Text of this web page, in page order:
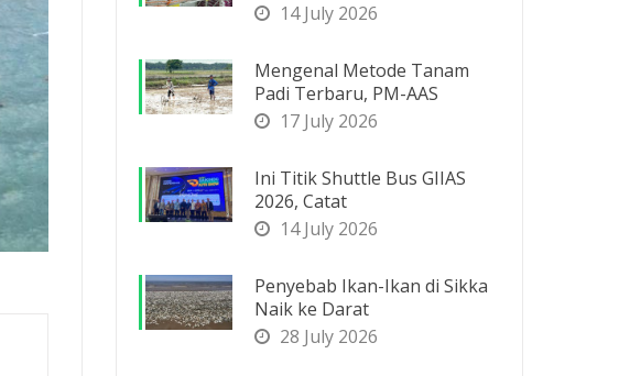
14 July 2026
Mengenal Metode Tanam
Padi Terbaru, PM-AAS
17 July 2026
Ini Titik Shuttle Bus GIIAS
2026, Catat
14 July 2026
Penyebab Ikan-Ikan di Sikka
Naik ke Darat
28 July 2026